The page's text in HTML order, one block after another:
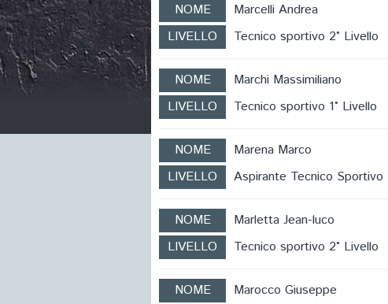
NOME
Marcelli Andrea
LIVELLO
Tecnico sportivo 2° Livello
NOME
Marchi Massimiliano
LIVELLO
Tecnico sportivo 1° Livello
NOME
Marena Marco
LIVELLO
Aspirante Tecnico Sportivo
NOME
Marletta Jean-luco
LIVELLO
Tecnico sportivo 2° Livello
NOME
Marocco Giuseppe